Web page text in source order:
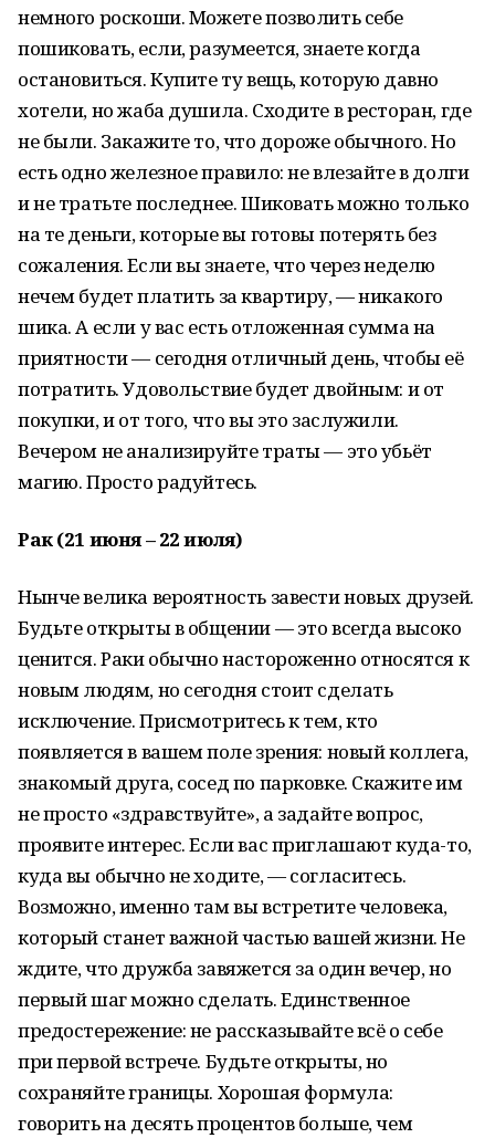
немного роскоши. Можете позволить себе
пошиковать, если, разумеется, знаете когда
остановиться. Купите ту вещь, которую давно
хотели, но жаба душила. Сходите в ресторан, где
не были. Закажите то, что дороже обычного. Но
есть одно железное правило: не влезайте в долги
и не тратьте последнее. Шиковать можно только
на те деньги, которые вы готовы потерять без
сожаления. Если вы знаете, что через неделю
нечем будет платить за квартиру, — никакого
шика. А если у вас есть отложенная сумма на
приятности — сегодня отличный день, чтобы её
потратить. Удовольствие будет двойным: и от
покупки, и от того, что вы это заслужили.
Вечером не анализируйте траты — это убьёт
магию. Просто радуйтесь.
Рак (21 июня – 22 июля)
Нынче велика вероятность завести новых друзей.
Будьте открыты в общении — это всегда высоко
ценится. Раки обычно настороженно относятся к
новым людям, но сегодня стоит сделать
исключение. Присмотритесь к тем, кто
появляется в вашем поле зрения: новый коллега,
знакомый друга, сосед по парковке. Скажите им
не просто «здравствуйте», а задайте вопрос,
проявите интерес. Если вас приглашают куда-то,
куда вы обычно не ходите, — согласитесь.
Возможно, именно там вы встретите человека,
который станет важной частью вашей жизни. Не
ждите, что дружба завяжется за один вечер, но
первый шаг можно сделать. Единственное
предостережение: не рассказывайте всё о себе
при первой встрече. Будьте открыты, но
сохраняйте границы. Хорошая формула:
говорить на десять процентов больше, чем